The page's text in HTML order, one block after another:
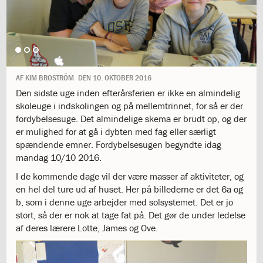
days
of
giving
it
Grow
1.13:
Move
it!
1.14:
Ucycle
We
cycle
Recycle
1.16:
Bombningen
af
Institut
Jeanne
d’Arc
Markering
AF KIM BROSTRÖM DEN 10. OKTOBER 2016
Den sidste uge inden efterårsferien er ikke en almindelig
skoleuge i indskolingen og på mellemtrinnet, for så er der
fordybelsesuge. Det almindelige skema er brudt op, og der
er mulighed for at gå i dybten med fag eller særligt
spændende emner. Fordybelsesugen begyndte idag
mandag 10/10 2016.
I de kommende dage vil der være masser af aktiviteter, og
en hel del ture ud af huset. Her på billederne er det 6a og
b, som i denne uge arbejder med solsystemet. Det er jo
stort, så der er nok at tage fat på. Det gør de under ledelse
af deres lærere Lotte, James og Ove.